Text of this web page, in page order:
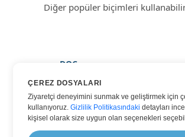
Diğer popüler biçimleri
DOC
DOCX
HTML
TXT
ÇEREZ DOSYALARI
Ziyaretçi deneyimini sunmak ve geliştirmek için
kullanıyoruz.Gizlilik Politikasındaki detayları
kişisel olarak size uygun olan seçenekleri